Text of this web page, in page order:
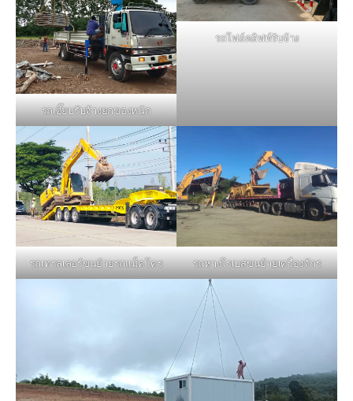
รถเฮี๊ยบรับจ้างยกของหนัก
รถโฟล์คลิฟท์รับจ้าง
รถเทรลเลอร์ขนย้ายรถแม็คโคร รถหางโรเบสขนย้ายเครื่องจักร